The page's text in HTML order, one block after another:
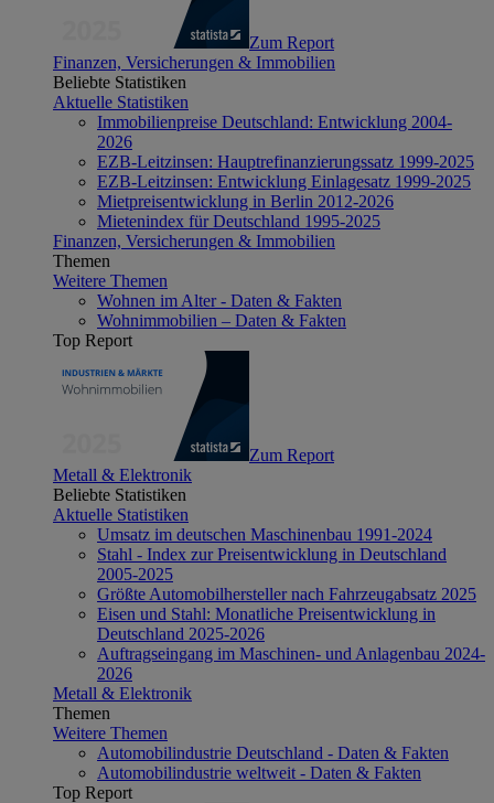
Zum Report
Finanzen, Versicherungen & Immobilien
Beliebte Statistiken
Aktuelle Statistiken
Immobilienpreise Deutschland: Entwicklung 2004-
2026
EZB-Leitzinsen: Hauptrefinanzierungssatz 1999-2025
EZB-Leitzinsen: Entwicklung Einlagesatz 1999-2025
Mietpreisentwicklung in Berlin 2012-2026
Mietenindex für Deutschland 1995-2025
Finanzen, Versicherungen & Immobilien
Themen
Weitere Themen
Wohnen im Alter - Daten & Fakten
Wohnimmobilien – Daten & Fakten
Top Report
Zum Report
Metall & Elektronik
Beliebte Statistiken
Aktuelle Statistiken
Umsatz im deutschen Maschinenbau 1991-2024
Stahl - Index zur Preisentwicklung in Deutschland
2005-2025
Größte Automobilhersteller nach Fahrzeugabsatz 2025
Eisen und Stahl: Monatliche Preisentwicklung in
Deutschland 2025-2026
Auftragseingang im Maschinen- und Anlagenbau 2024-
2026
Metall & Elektronik
Themen
Weitere Themen
Automobilindustrie Deutschland - Daten & Fakten
Automobilindustrie weltweit - Daten & Fakten
Top Report